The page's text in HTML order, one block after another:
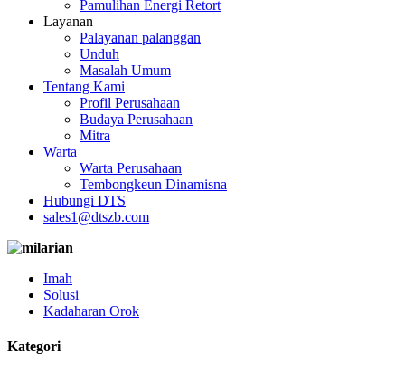
Pamulihan Énergi Retort
Layanan
Palayanan palanggan
Unduh
Masalah Umum
Tentang Kami
Profil Perusahaan
Budaya Perusahaan
Mitra
Warta
Warta Perusahaan
Tembongkeun Dinamisna
Hubungi DTS
sales1@dtszb.com
Imah
Solusi
Kadaharan Orok
Kategori